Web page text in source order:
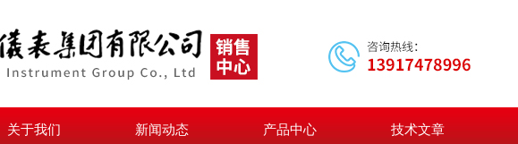
关于我们 新闻动态 产品中心 技术文章